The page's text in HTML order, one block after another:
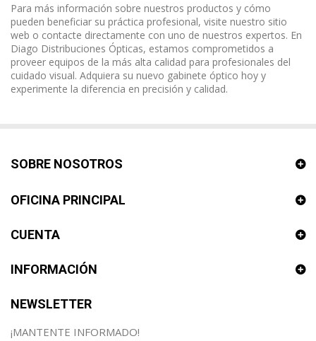
Para más información sobre nuestros productos y cómo
pueden beneficiar su práctica profesional, visite nuestro sitio
web o contacte directamente con uno de nuestros expertos. En
Diago Distribuciones Ópticas, estamos comprometidos a
proveer equipos de la más alta calidad para profesionales del
cuidado visual. Adquiera su nuevo gabinete óptico hoy y
experimente la diferencia en precisión y calidad.
SOBRE NOSOTROS
OFICINA PRINCIPAL
CUENTA
INFORMACIÓN
NEWSLETTER
¡MANTENTE INFORMADO!